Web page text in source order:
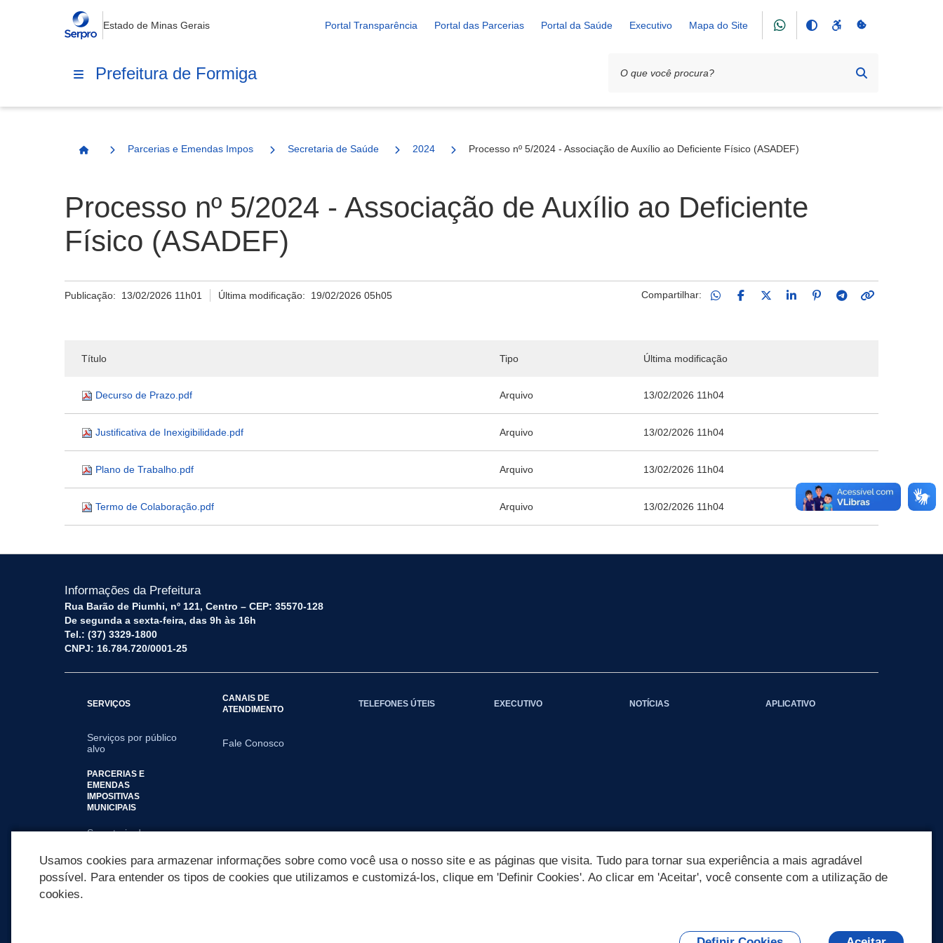
Estado de Minas Gerais Portal Transparência Portal das Parcerias Portal da Saúde Executivo Mapa do Site
Prefeitura de Formiga
Página Inicial
Parcerias e Emendas Impositivas MunicipaisSecretaria de Saúde 2024 Processo nº 5/2024 - Associação de Auxílio ao Deficiente Físico (ASADEF)
Processo nº 5/2024 - Associação de Auxílio ao Deficiente
Físico (ASADEF)
Publicação: 13/02/2026 11h01 Última modificação: 19/02/2026 05h05 Compartilhar:
Título Tipo Última modificação
Decurso de Prazo.pdf Arquivo 13/02/2026 11h04
Justificativa de Inexigibilidade.pdf Arquivo 13/02/2026 11h04
Plano de Trabalho.pdf Arquivo 13/02/2026 11h04
Termo de Colaboração.pdf Arquivo 13/02/2026 11h04
Informações da Prefeitura
Rua Barão de Piumhi, nº 121, Centro – CEP: 35570-128
De segunda a sexta-feira, das 9h às 16h
Tel.: (37) 3329-1800
CNPJ: 16.784.720/0001-25
SERVIÇOS
Serviços por público
alvo
CANAIS DE
ATENDIMENTO
Fale Conosco
TELEFONES ÚTEIS EXECUTIVO NOTÍCIAS APLICATIVO
PARCERIAS E
EMENDAS
IMPOSITIVAS
MUNICIPAIS
Secretaria de
Usamos cookies para armazenar informações sobre como você usa o nosso site e as páginas que visita. Tudo para tornar sua experiência a mais agradável
possível. Para entender os tipos de cookies que utilizamos e customizá-los, clique em 'Definir Cookies'. Ao clicar em 'Aceitar', você consente com a utilização de
cookies.